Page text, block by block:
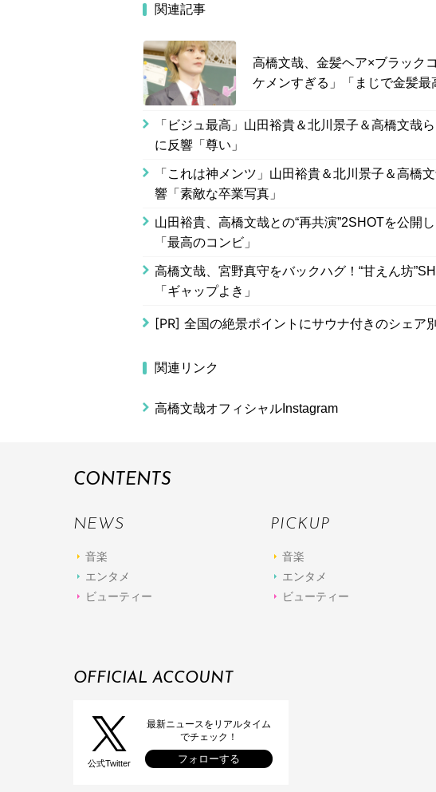
関連記事
高橋文哉、金髪ヘア×ブラック
ケメンすぎる」「まじで金髪最
「ビジュ最高」山田裕貴＆北川景子＆高橋文哉
に反響「尊い」
「これは神メンツ」山田裕貴＆北川景子＆高橋
響「素敵な卒業写真」
山田裕貴、高橋文哉との“再共演”2SHOTを公開
「最高のコンビ」
高橋文哉、宮野真守をバックハグ！“甘えん坊
「ギャップよき」
[PR] 全国の絶景ポイントにサウナ付きのシェア
関連リンク
高橋文哉オフィシャルInstagram
CONTENTS
NEWS
音楽
エンタメ
ビューティー
PICKUP
音楽
エンタメ
ビューティー
OFFICIAL ACCOUNT
公式Twitter
最新ニュースをリアルタイム
でチェック！
フォローする